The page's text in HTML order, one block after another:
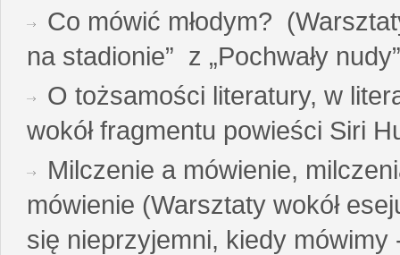
Co mówić młodym?
na stadionie” z „Pochwały
O tożsamości literatury, w
wokół fragmentu powieści Siri
Milczenie a mówienie,
mówienie (Warsztaty wokół
się nieprzyjemni, kiedy mówimy